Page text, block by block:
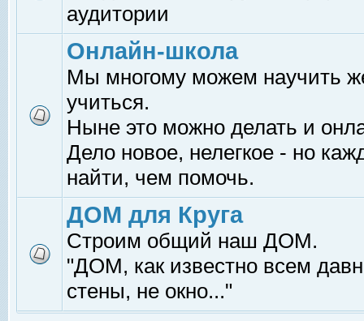
аудитории
Онлайн-школа
Мы многому можем научить
учиться.
Ныне это можно делать и
Дело новое, нелегкое - но
найти, чем помочь.
ДОМ для Круга
Строим общий наш ДОМ.
"ДОМ, как известно всем
стены, не окно..."